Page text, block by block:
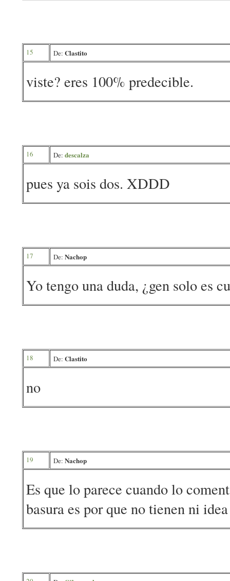
15 De: Clastito
viste? eres 100% predecible.
16 De: descalza
pues ya sois dos. XDDD
17 De: Nachop
Yo tengo una duda, ¿gen solo es
18 De: Clastito
no
19 De: Nachop
Es que lo parece cuando lo
basura es por que no tienen ni